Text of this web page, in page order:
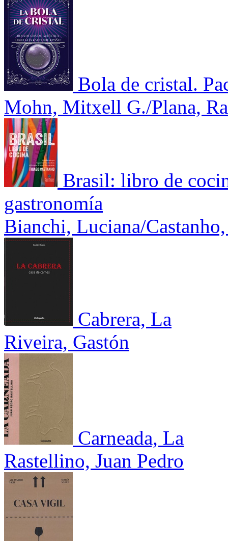
Bola de cristal.
Mohn, Mitxell G./Plana,
Brasil: libro de
gastronomía
Bianchi, Luciana/
Cabrera, La
Riveira, Gastón
Carneada, La
Rastellino, Juan Pedro